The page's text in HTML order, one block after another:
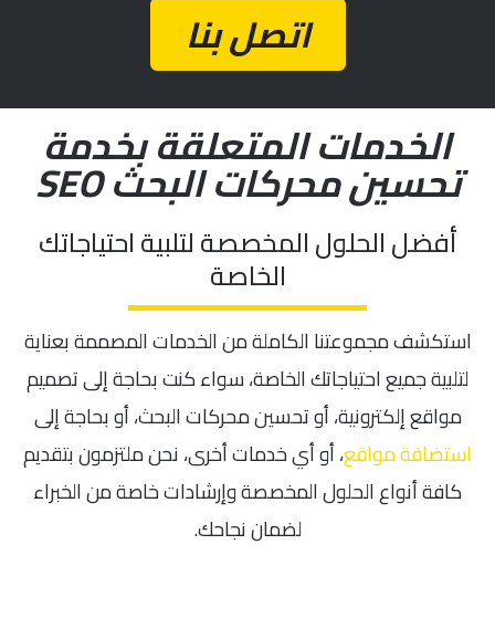
اتصل بنا
الخدمات المتعلقة بخدمة
تحسين محركات البحث SEO
أفضل الحلول المخصصة لتلبية احتياجاتك
الخاصة
استكشف مجموعتنا الكاملة من الخدمات المصممة بعناية
لتلبية جميع احتياجاتك الخاصة، سواء كنت بحاجة إلى تصميم
مواقع إلكترونية، أو تحسين محركات البحث، أو بحاجة إلى
استضافة مواقع، أو أي خدمات أخرى، نحن ملتزمون بتقديم
كافة أنواع الحلول المخصصة وإرشادات خاصة من الخبراء
لضمان نجاحك.